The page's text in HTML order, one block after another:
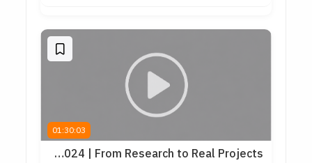
01:30:03
UX/UI Design Mastery 2024 | From Research to Real Projects